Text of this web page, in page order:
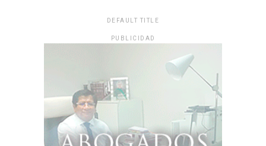
DEFAULT TITLE
PUBLICIDAD